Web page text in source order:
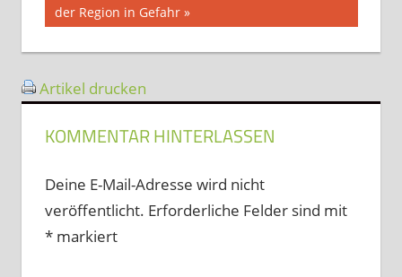
Beitrag:
der Region in Gefahr
Artikel drucken
KOMMENTAR HINTERLASSEN
Deine E-Mail-Adresse wird nicht
veröffentlicht. Erforderliche Felder sind mit
*markiert